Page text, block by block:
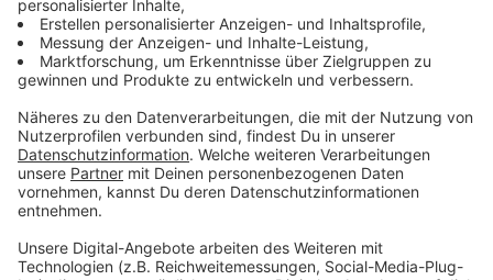
Dagegen müsse die Politik was tun, fordert der
Handelsverband
„Wir fordern, dass man da einfach über
weitere Entlastungen gezielt dann auch
nachdenkt, die effektiv dann auch bei den
Kunden und Kundinnen ankommen. Wenn man
nicht so viel Einkommen hat, dann
dementsprechend auch sich die Dinge noch